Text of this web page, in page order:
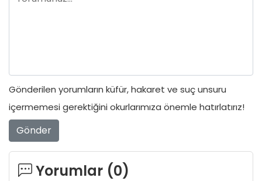
Gönderilen yorumların küfür, hakaret ve suç unsuru
içermemesi gerektiğini okurlarımıza önemle hatırlatırız!
Gönder
Yorumlar (0)